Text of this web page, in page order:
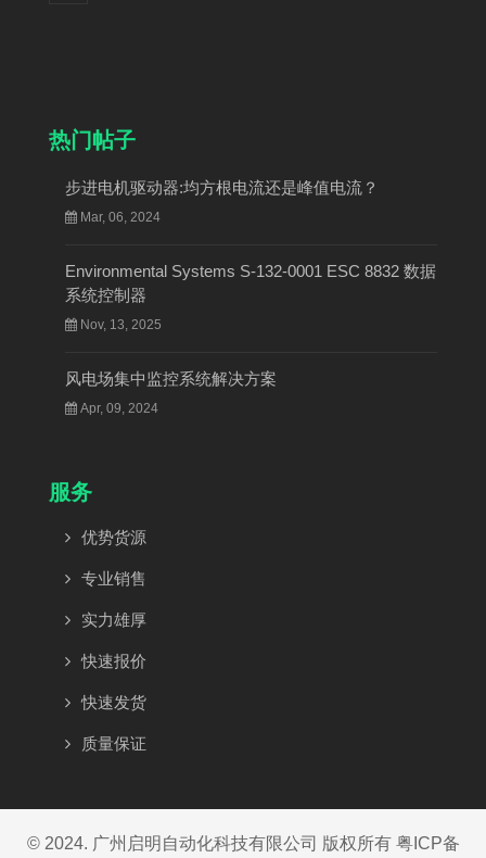
热门帖子
步进电机驱动器:均方根电流还是峰值电流？
Mar, 06, 2024
Environmental Systems S-132-0001 ESC 8832 数据
系统控制器
Nov, 13, 2025
风电场集中监控系统解决方案
Apr, 09, 2024
服务
优势货源
专业销售
实力雄厚
快速报价
快速发货
质量保证
© 2024. 广州启明自动化科技有限公司 版权所有 粤ICP备